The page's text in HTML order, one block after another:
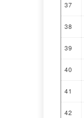
37
38
39
40
41
42